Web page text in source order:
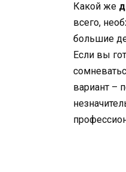
Какой же
всего,
большие
Если вы
вариант –